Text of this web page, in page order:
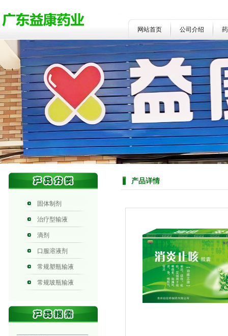
网站首页 公司介绍
产品详情
固体制剂
治疗型输液
滴剂
口服溶液剂
常规塑瓶输液
常规玻瓶输液